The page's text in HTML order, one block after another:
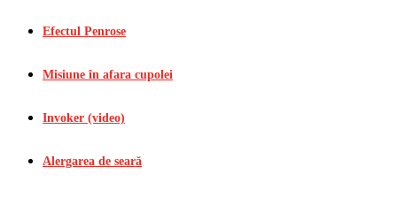
Efectul Penrose
Misiune în afara cupolei
Invoker (video)
Alergarea de seară